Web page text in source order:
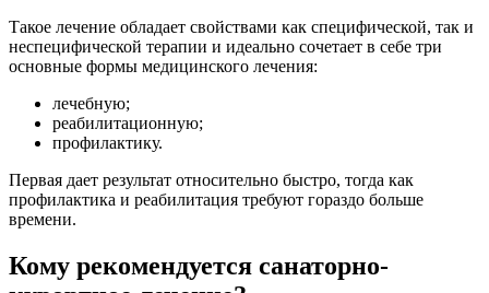
Такое лечение обладает свойствами как специфической, так и
неспецифической терапии и идеально сочетает в себе три
основные формы медицинского лечения:
лечебную;
реабилитационную;
профилактику.
Первая дает результат относительно быстро, тогда как
профилактика и реабилитация требуют гораздо больше
времени.
Кому рекомендуется санаторно-